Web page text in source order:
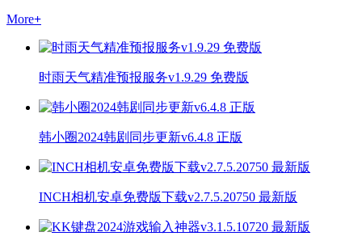
More+
时雨天气精准预报服务v1.9.29 免费版
韩小圈2024韩剧同步更新v6.4.8 正版
INCH相机安卓免费版下载v2.7.5.20750 最新版